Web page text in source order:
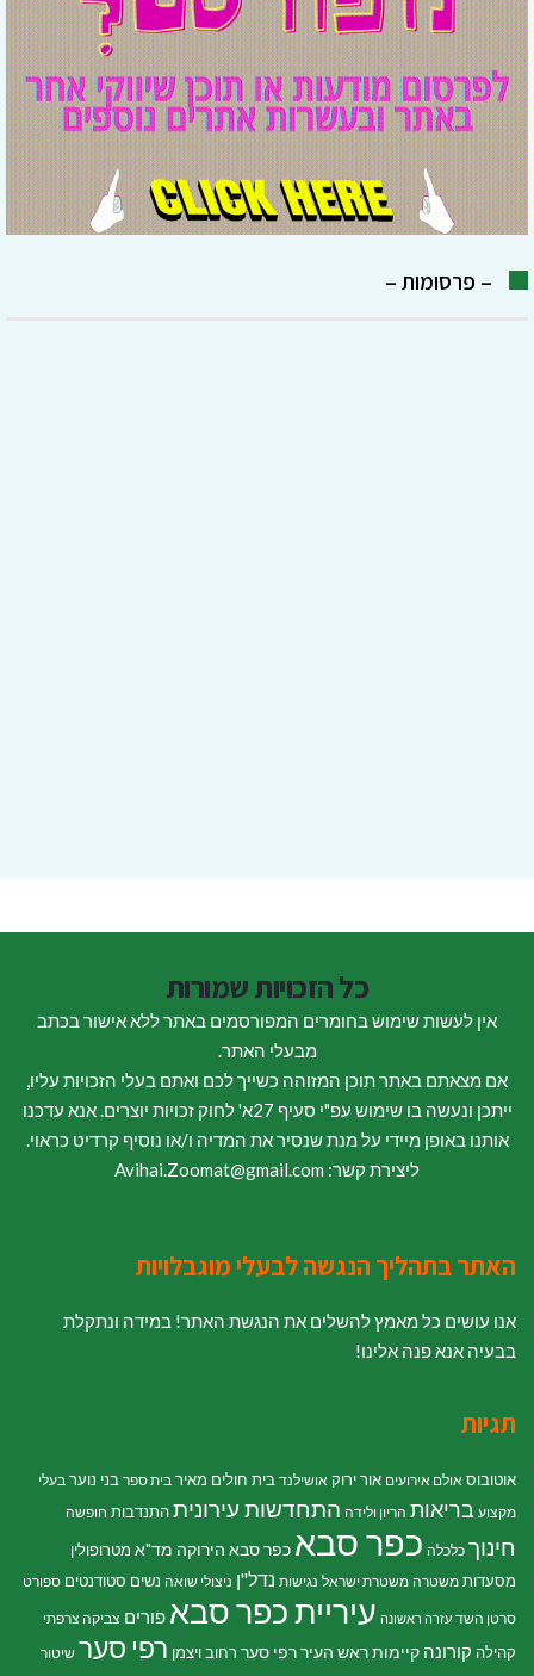
– פרסומות –
כל הזכויות שמורות
אין לעשות שימוש בחומרים המפורסמים באתר ללא אישור בכתב
מבעלי האתר.
אם מצאתם באתר תוכן המזוהה כשייך לכם ואתם בעלי הזכויות עליו,
ייתכן ונעשה בו שימוש עפ"י סעיף 27א' לחוק זכויות יוצרים. אנא עדכנו
אותנו באופן מיידי על מנת שנסיר את המדיה ו/או נוסיף קרדיט כראוי.
ליצירת קשר: Avihai.Zoomat@gmail.com
האתר בתהליך הנגשה לבעלי מוגבלויות
אנו עושים כל מאמץ להשלים את הנגשת האתר! במידה ונתקלת
בבעיה אנא פנה אלינו!
תגיות
אוטובוס אולם אירועים אור ירוק אושילנד בית חולים מאיר בית ספר בני נוער בעלי
מקצוע בריאות הריון ולידה התחדשות עירוניתהתנדבות חופשה
חינוך כלכלה כפר סבא כפר סבא הירוקה מד"א מטרופולין
מסעדות משטרה משטרת ישראל נגישות נדל"ן ניצולי שואה נשים סטודנטים ספורט
סרטן השד עזרה ראשונה עיריית כפר סבא פורים צביקה צרפתי
קהילה קורונה קיימותראש העיר רפי סער רחוב ויצמן רפי סער שיטור